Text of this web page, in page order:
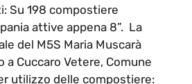
Su 198 compostiere
attive appena 8”. La
del M5S Maria Muscarà
a Cuccaro Vetere, Comune
utilizzo delle compostiere: